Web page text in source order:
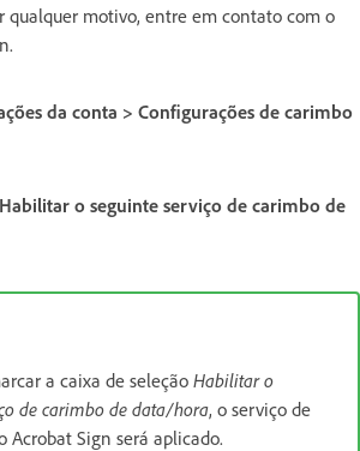
qualquer motivo, entre em contato com o
da conta > Configurações de carimbo
Habilitar o seguinte serviço de carimbo de
a caixa de seleção Habilitar o
de carimbo de data/hora, o serviço de
Acrobat Sign será aplicado.